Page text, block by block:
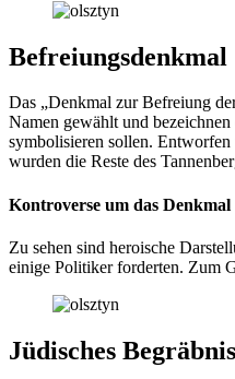
Befreiungsdenkmal
Das „Denkmal zur Befreiung
Namen gewählt und
symbolisieren sollen.
wurden die Reste des
Kontroverse um das Denkmal
Zu sehen sind heroische
einige Politiker forderten. Zum
Jüdisches